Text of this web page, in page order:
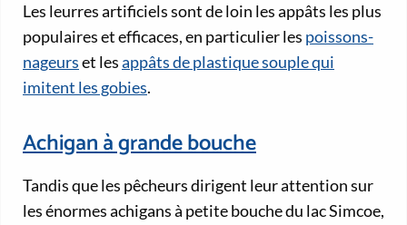
Les leurres artificiels sont de loin les appâts les plus
populaires et efficaces, en particulier les poissons-
nageurset lesappâts de plastique souple qui
imitent les gobies.
Achigan à grande bouche
Tandis que les pêcheurs dirigent leur attention sur
les énormes achigans à petite bouche du lac Simcoe,